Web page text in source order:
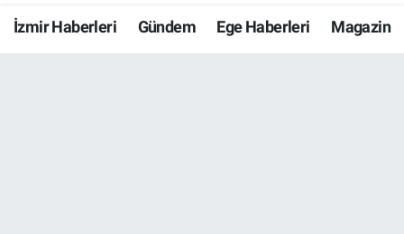
İzmir Haberleri Gündem Ege Haberleri Magazin
Resmi İlanlar